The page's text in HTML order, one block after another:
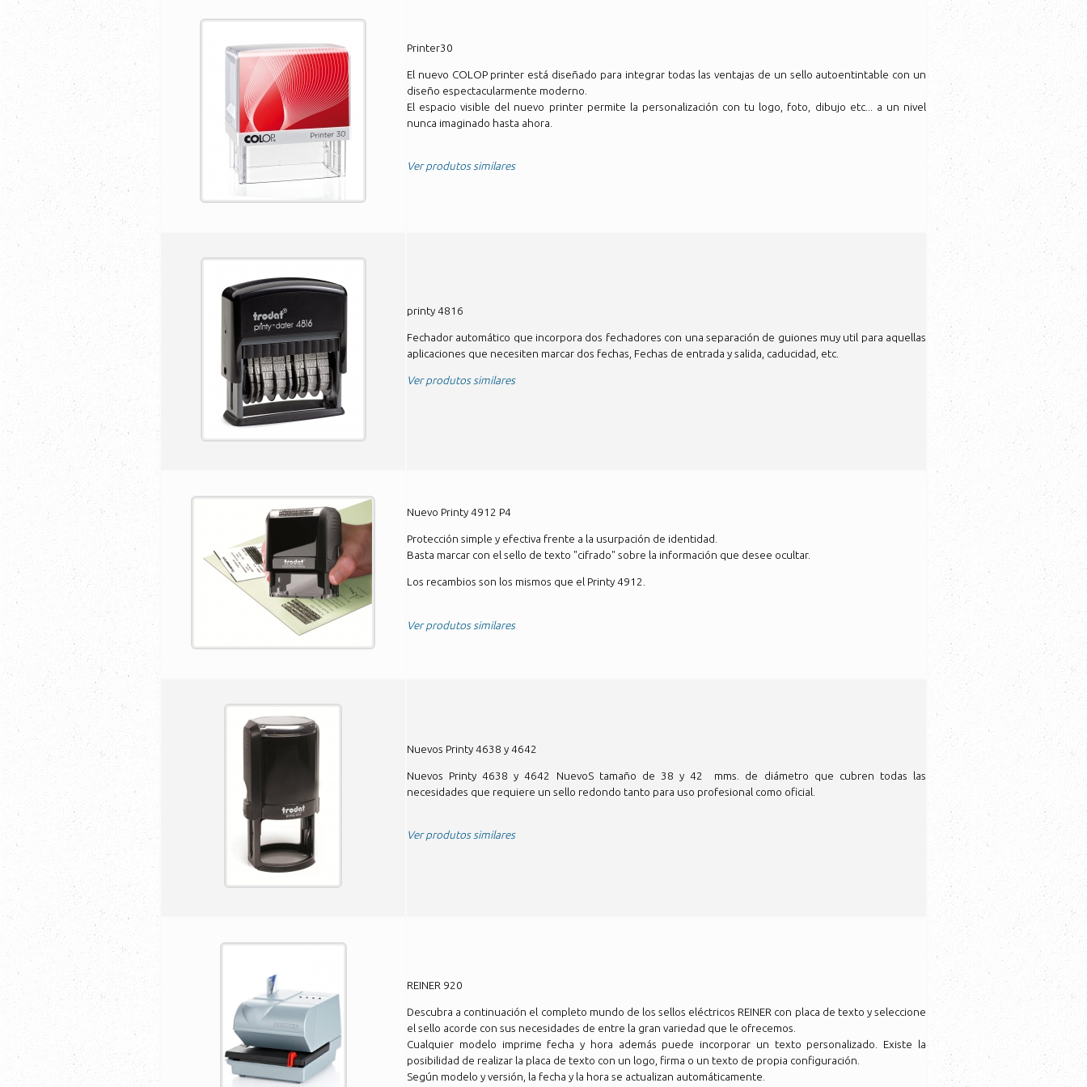
Printer30
El nuevo COLOP printer está diseñado para integrar todas las ventajas de un sello autoentintable con un
diseño espectacularmente moderno.
El espacio visible del nuevo printer permite la personalización con tu logo, foto, dibujo etc... a un nivel
nunca imaginado hasta ahora.
Ver produtos similares
printy 4816
Fechador automático que incorpora dos fechadores con una separación de guiones muy util para aquellas
aplicaciones que necesiten marcar dos fechas, Fechas de entrada y salida, caducidad, etc.
Ver produtos similares
Nuevo Printy 4912 P4
Protección simple y efectiva frente a la usurpación de identidad.
Basta marcar con el sello de texto "cifrado" sobre la información que desee ocultar.
Los recambios son los mismos que el Printy 4912.
Ver produtos similares
Nuevos Printy 4638 y 4642
Nuevos Printy 4638 y 4642 NuevoS tamaño de 38 y 42 mms. de diámetro que cubren todas las
necesidades que requiere un sello redondo tanto para uso profesional como oficial.
Ver produtos similares
REINER 920
Descubra a continuación el completo mundo de los sellos eléctricos REINER con placa de texto y seleccione
el sello acorde con sus necesidades de entre la gran variedad que le ofrecemos.
Cualquier modelo imprime fecha y hora además puede incorporar un texto personalizado. Existe la
posibilidad de realizar la placa de texto con un logo, firma o un texto de propia configuración.
Según modelo y versión, la fecha y la hora se actualizan automáticamente.